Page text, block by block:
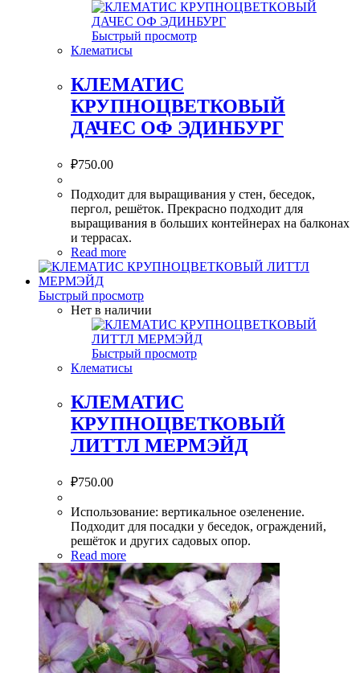
Быстрый просмотр
Клематисы
КЛЕМАТИС
КРУПНОЦВЕТКОВЫЙ
ДАЧЕС ОФ ЭДИНБУРГ
₽750.00
Подходит для выращивания у стен, беседок,
пергол, решёток. Прекрасно подходит для
выращивания в больших контейнерах на балконах
и террасах.
Read more
Быстрый просмотр
Нет в наличии
Быстрый просмотр
Клематисы
КЛЕМАТИС
КРУПНОЦВЕТКОВЫЙ
ЛИТТЛ МЕРМЭЙД
₽750.00
Использование: вертикальное озеленение.
Подходит для посадки у беседок, ограждений,
решёток и других садовых опор.
Read more